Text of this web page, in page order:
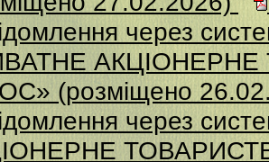
через
(розміщено
через